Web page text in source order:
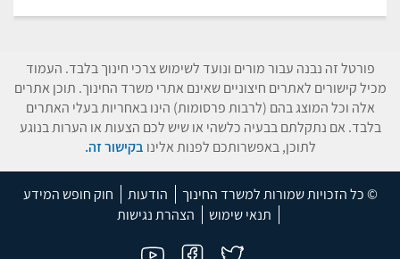
פורטל זה נבנה עבור מורים ונועד לשימוש צרכי חינוך בלבד. העמוד
מכיל קישורים לאתרים חיצוניים שאינם אתרי משרד החינוך. תוכן אתרים
אלה וכל המוצג בהם (לרבות פרסומות) הינו באחריות בעלי האתרים
בלבד. אם נתקלתם בבעיה כלשהי או שיש לכם הצעות או הערות בנוגע
לתוכן, באפשרותכם לפנות אלינו בקישור זה.
© כל הזכויות שמורות למשרד החינוך הודעות
חוק חופש המידע
תנאי שימוש
הצהרת נגישות